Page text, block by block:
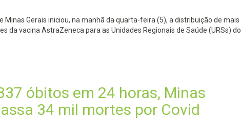
Minas Gerais iniciou, na manhã da quarta-feira (5), a distribuição de mais
da vacina AstraZeneca para as Unidades Regionais de Saúde (URSs) do
óbitos em 24 horas, Minas
34 mil mortes por Covid